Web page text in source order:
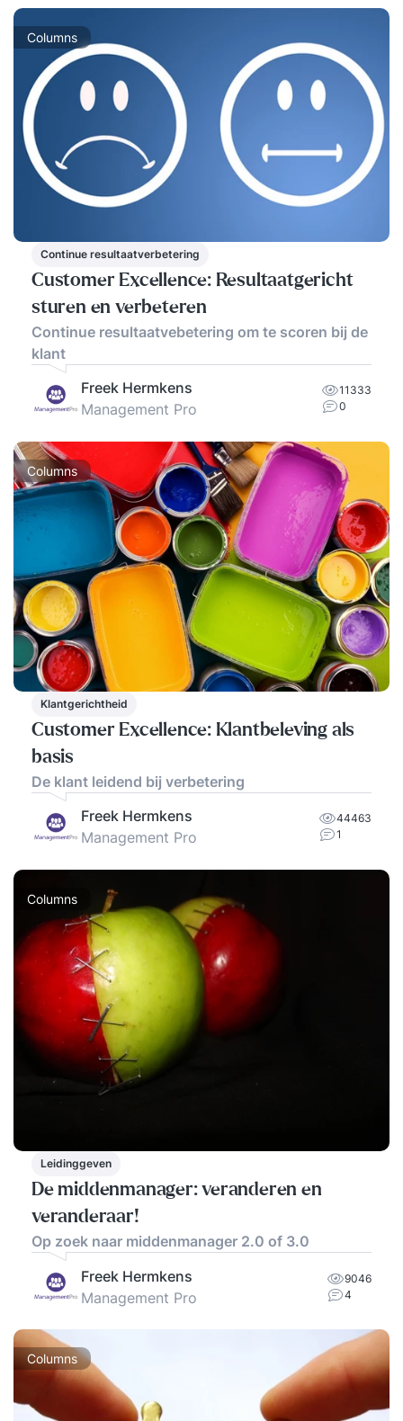
Columns
Continue resultaatverbetering
Customer Excellence: Resultaatgericht
sturen en verbeteren
Continue resultaatvebetering om te scoren bij de
klant
Freek Hermkens
Management Pro
11333
0
Columns
Klantgerichtheid
Customer Excellence: Klantbeleving als
basis
De klant leidend bij verbetering
Freek Hermkens
Management Pro
44463
1
Columns
Leidinggeven
De middenmanager: veranderen en
veranderaar!
Op zoek naar middenmanager 2.0 of 3.0
Freek Hermkens
Management Pro
9046
4
Columns